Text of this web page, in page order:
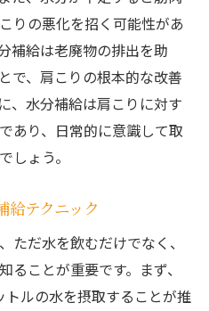
りの悪化を招く可能性があ
補給は老廃物の排出を助
で、肩こりの根本的な改善
、水分補給は肩こりに対す
あり、日常的に意識して取
しょう。
給テクニック
ただ水を飲むだけでなく、
ことが重要です。まず、
ルの水を摂取することが推